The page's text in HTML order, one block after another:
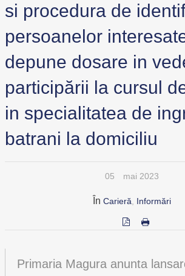
si procedura de
persoanelor
depune dosare in
participării la cursul
in specialitatea de
batrani la domiciliu
05 mai 2023
În Carieră Informări
Primaria Magura anunta